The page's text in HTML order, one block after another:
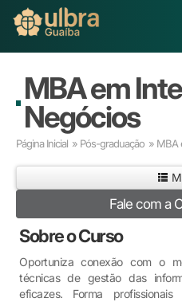
Buscar
Educação Básica
Pós-graduação
Pesquisa
Extensão
MBA em
Negócios
Página Inicial » Pós-graduação » MBA
Fale com a
Sobre o Curso
Oportuniza conexão com o
técnicas de gestão das
eficazes. Forma